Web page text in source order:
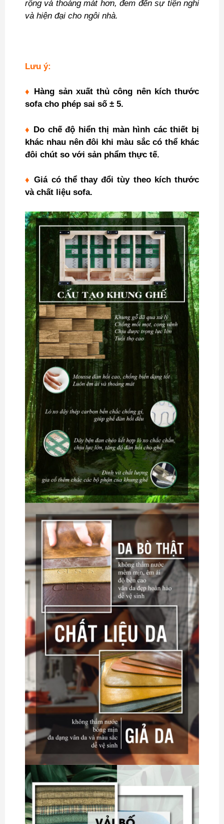
rộng và thoáng mát hơn, đem đến sự tiện nghi
và hiện đại cho ngôi nhà.
Lưu ý:
♦
Hàng sản xuất thủ công nên kích thước
sofa cho phép sai số ± 5.
♦ Do chế độ hiển thị màn hình các thiết bị
khác nhau nên đôi khi màu sắc có thể khác
đôi chút so với sản phẩm thực tế.
♦ Giá có thể thay đổi tùy theo kích thước
và chất liệu sofa.